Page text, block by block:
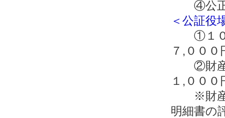
④公正
＜公証役
①１０
７,００
②財産
１,００
※財産
明細書の